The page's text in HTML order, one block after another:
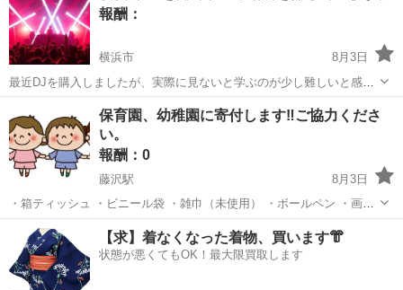
全、 工場内の清掃等付随業務...
報酬：
横浜市
8月3日
最近DJを購入しましたが、実際に見ないと学ぶのが少し難しいと感じ
ています。そこで、カジュアルに訪れてプレイの様子を見ることがで
きる場所を探しています。保土ヶ谷に住んでいるので、横浜やみなと
みらいなどどこでも大丈夫です。メッセ...
横浜市 手伝って/助けて
保育園、幼稚園に寄付します‼︎ご協力くださ
い。
報酬：0
藤沢駅
8月3日
・箱ティッシュ ・ビニール袋 ・雑巾（未使用） ・ボールペン ・画用
紙、お絵描き帳 ・折り紙 ・絵の具 ・お尻拭き ・アルコール除菌シー
ト、ノンアルコール除菌シート、ウェットシート ・液体手洗い石鹸 ・
未使用でサイズアウトし...
神奈川 藤沢駅 手伝って/助けて 幼稚園
【求】着なくなった着物、買います👘
状態が悪くてもOK！最大限買取します